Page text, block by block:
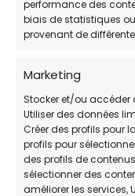
performance des
biais de statistiques
provenant de
Marketing
Stocker et/ou accéder
Utiliser des données
Créer des profils pour
profils pour
des profils de
sélectionner des
améliorer les services,
Refuges pour
Refuges pour
Refuges pour
Refuges pour